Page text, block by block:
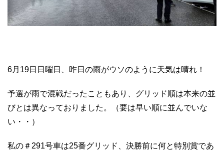
6月19日日曜日、昨日の雨がウソのように天気は晴れ！
予選が雨で混戦だったこともあり、グリッド順は本来の並
びとは異なっておりました。（要は早い順に並んでいな
い・・）
私の＃291号車は25番グリッド、決勝前に何と特別賞であ